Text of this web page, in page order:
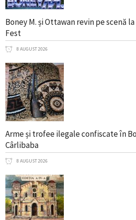
Boney M. și Ottawan revin pe scenă
Fest
8 AUGUST 2026
Arme și trofee ilegale confiscate în
Cârlibaba
8 AUGUST 2026